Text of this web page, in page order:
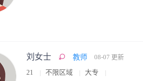
刘女士 教师 08-07 更新
21 不限区域 大专